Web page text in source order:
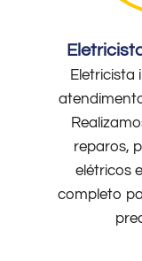
Eletricista
reparos,
elétricos
completo